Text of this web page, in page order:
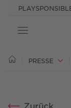
ÜBER UNS
PRESSE
Zurück